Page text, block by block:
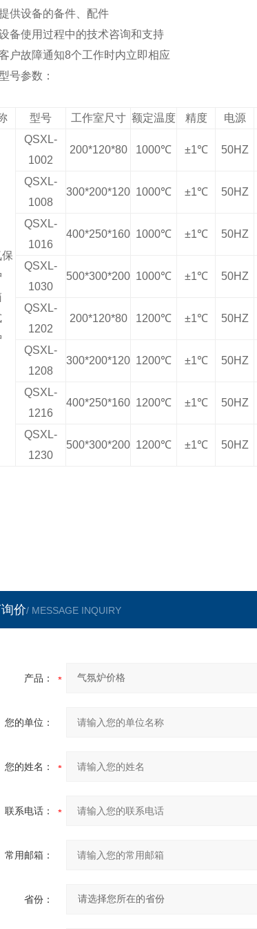
供设备的备件、配件
备使用过程中的技术咨询和支持
户故障通知8个工作时内立即相应
号参数：
型号 工作室尺寸 额定温度 精度 电源
QSXL-
1002
200*120*80 1000℃ ±1℃ 50HZ
QSXL-
1008
300*200*120 1000℃ ±1℃ 50HZ
QSXL-
1016
400*250*160 1000℃ ±1℃ 50HZ
QSXL-
1030
500*300*200 1000℃ ±1℃ 50HZ
QSXL-
1202
200*120*80 1200℃ ±1℃ 50HZ
QSXL-
1208
300*200*120 1200℃ ±1℃ 50HZ
QSXL-
1216
400*250*160 1200℃ ±1℃ 50HZ
QSXL-
1230
500*300*200 1200℃ ±1℃ 50HZ
价/ MESSAGE INQUIRY
产品：
您的单位：
您的姓名：
联系电话：
常用邮箱：
省份：